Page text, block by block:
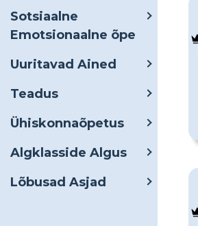
Sotsiaalne
Emotsionaalne õpe
Uuritavad Ained
Teadus
Ühiskonnaõpetus
Algklasside Algus
Lõbusad Asjad